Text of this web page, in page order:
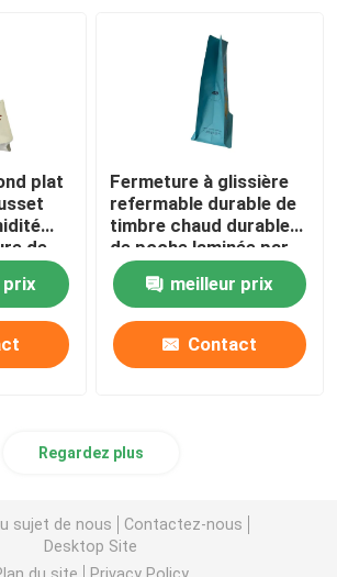
plat
de
prix
Fermeture à glissière
refermable durable de
timbre chaud durable
de poche laminée par
doux
meilleur prix
Contact
Regardez plus
sujet de nous
Contactez-nous
Desktop Site
du site
Privacy Policy